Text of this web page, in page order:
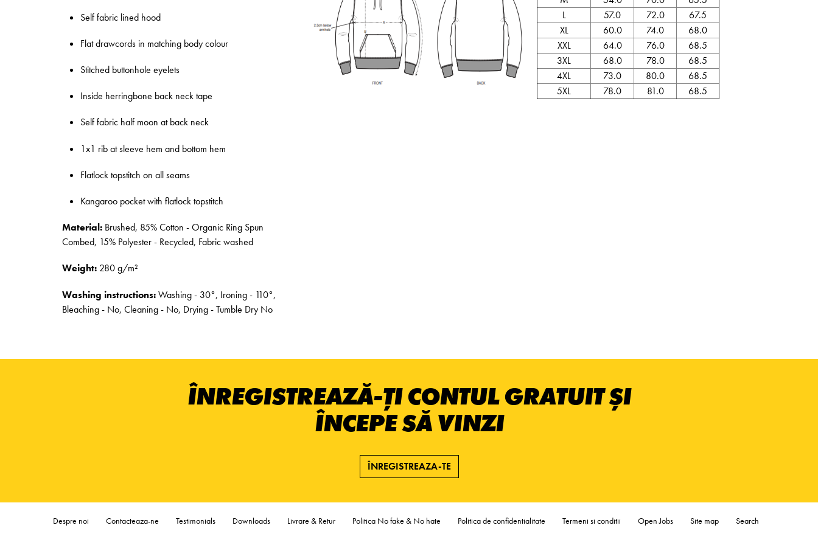
Self fabric lined hood
Flat drawcords in matching body colour
Stitched buttonhole eyelets
Inside herringbone back neck tape
Self fabric half moon at back neck
1x1 rib at sleeve hem and bottom hem
Flatlock topstitch on all seams
Kangaroo pocket with flatlock topstitch
Material: Brushed, 85% Cotton - Organic Ring Spun
Combed, 15% Polyester - Recycled, Fabric washed
Weight: 280 g/m²
Washing instructions:Washing - 30°, Ironing - 110°,
Bleaching - No, Cleaning - No, Drying - Tumble Dry No
L
57.0 72.0
67.5
XL
60.0 74.0
68.0
XXL
64.0 76.0
68.5
3XL
68.0 78.0
68.5
4XL
73.0 80.0
68.5
5XL
78.0 81.0 68.5
ÎNREGISTREAZĂ-ȚI CONTUL GRATUIT ȘI
ÎNCEPE SĂ VINZI
ÎNREGISTREAZA-TE
Despre noi Contacteaza-ne Testimonials Downloads Livrare & Retur Politica No fake & No hate Politica de confidentialitate Termeni si conditii Open Jobs Site map Search